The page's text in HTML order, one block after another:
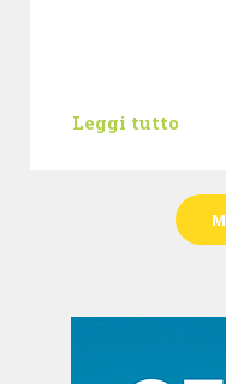
Leggi tutto